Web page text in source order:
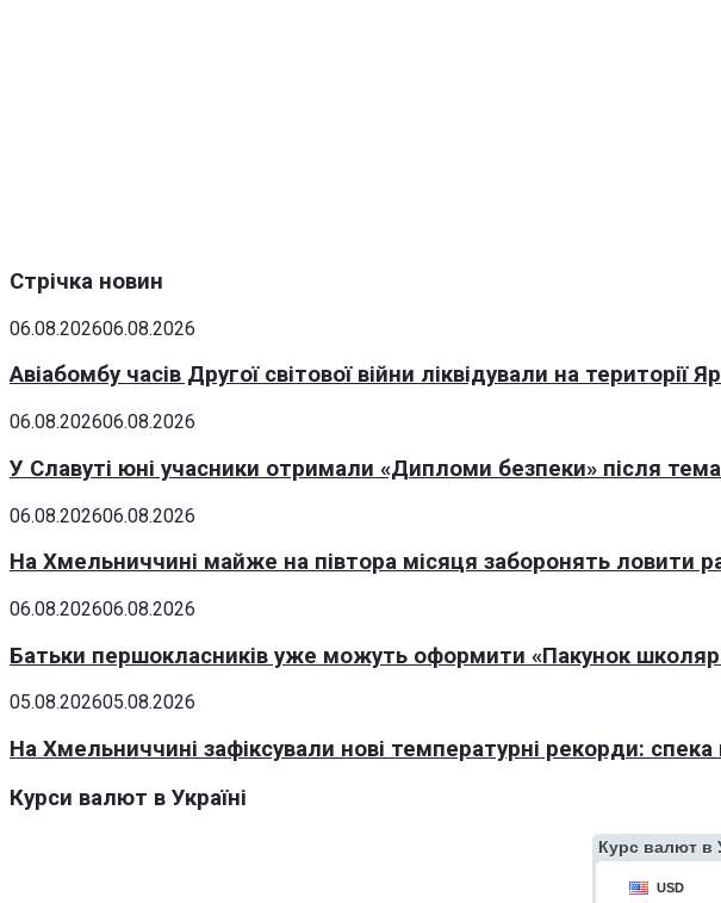
Стрічка новин
06.08.202606.08.2026
Авіабомбу часів Другої світової війни ліквідували на території
06.08.202606.08.2026
У Славуті юні учасники отримали «Дипломи безпеки» після
06.08.202606.08.2026
На Хмельниччині майже на півтора місяця заборонять ловити
06.08.202606.08.2026
Батьки першокласників уже можуть оформити «Пакунок
05.08.202605.08.2026
На Хмельниччині зафіксували нові температурні рекорди: спека
Курси валют в Україні